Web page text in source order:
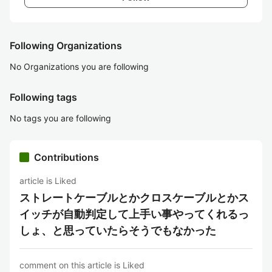
Following Organizations
No Organizations you are following
Following tags
No tags you are following
Contributions
article is Liked
ストレートケーブルとかクロスケーブルとかス
イッチが自動判定して上手い事やってくれるっ
しょ、と思っていたらそうでもなかった
comment on this article is Liked